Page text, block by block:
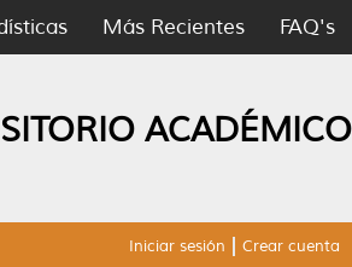
Más Recientes FAQ's
Iniciar sesión Crear cuenta